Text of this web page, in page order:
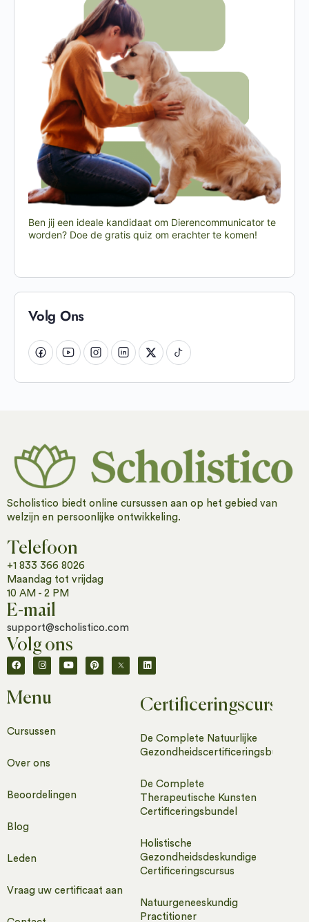
Ben jij een ideale kandidaat om Dierencommunicator te
worden? Doe de gratis quiz om erachter te komen!
Volg Ons
Scholistico biedt online cursussen aan op het gebied van
welzijn en persoonlijke ontwikkeling.
Telefoon
+1 833 366 8026
Maandag tot vrijdag
10 AM - 2 PM
E-mail
support@scholistico.com
Volg ons
Menu
Cursussen
Over ons
Beoordelingen
Blog
Leden
Vraag uw certificaat aan
De Complete Natuurlijke
Gezondheidscertificeringsbundel
De Complete
Therapeutische Kunsten
Certificeringsbundel
Holistische
Gezondheidsdeskundige
Certificeringscursus
Natuurgeneeskundig
Practitioner